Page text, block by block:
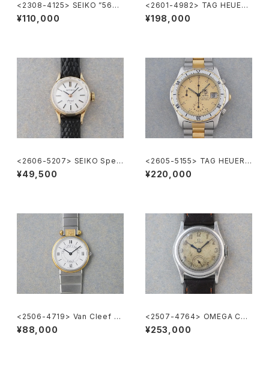
<2308-4125> SEIKO ”56K
S" KING SEIKO
¥110,000
<2601-4982> TAG HEUER
Super Professional
¥198,000
<2606-5207> SEIKO Speci
al
¥49,500
<2605-5155> TAG HEUER 2
000 Chronograph
¥220,000
<2506-4719> Van Cleef &
Arpels la collection
¥88,000
<2507-4764> OMEGA Cal.
23.7 T3
¥253,000